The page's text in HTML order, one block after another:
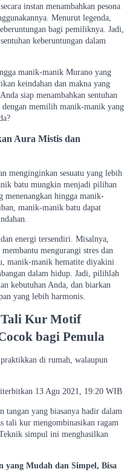
instan menambahkan pesona
Menurut legenda,
bagi pemiliknya. Jadi,
keberuntungan dalam
manik-manik Murano yang
keindahan dan makna yang
siap menambahkan sentuhan
memilih manik-manik yang
Aura Mistis dan
menginginkan sesuatu yang lebih
batu mungkin menjadi pilihan
menenangkan hingga manik-
manik-manik batu dapat
energi tersendiri. Misalnya,
mengurangi stres dan
manik-manik hematite diyakini
dalam hidup. Jadi, pilihlah
kebutuhan Anda, dan biarkan
yang lebih harmonis.
Tali Kur Motif
bagi Pemula
di rumah, walaupun
13 Agu 2021, 19:20 WIB
tangan yang biasanya hadir dalam
tali kur mengombinasikan ragam
simpul ini menghasilkan
yang Mudah dan Simpel, Bisa